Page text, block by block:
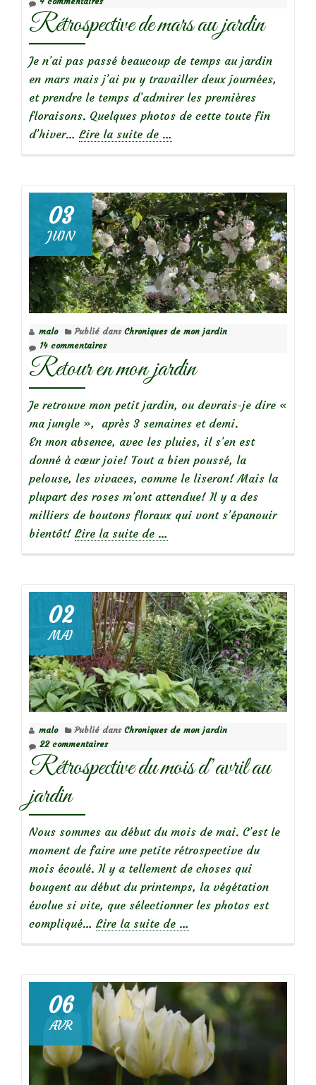
Rétrospective de mars au jardin
Je n’ai pas passé beaucoup de temps au jardin
en mars mais j’ai pu y travailler deux journées,
et prendre le temps d’admirer les premières
floraisons. Quelques photos de cette toute fin
d’hiver… Lire la suite de à
mars
au
jardin
…
03
JUIN
malo Publié dans Chroniques de mon jardin
14 commentaires
Retour en mon jardin
Je retrouve mon petit jardin, ou devrais-je dire «
ma jungle », après 3 semaines et demi.
En mon absence, avec les pluies, il s’en est
donné à cœur joie! Tout a bien poussé, la
pelouse, les vivaces, comme le liseron! Mais la
plupart des roses m’ont attendue! Il y a des
milliers de boutons floraux qui vont s’épanouir
bientôt! Lire la suite de
mon
jardin
…
02
MAI
malo Publié dans Chroniques de mon jardin
22 commentaires
Rétrospective du mois d’avril au
jardin
Nous sommes au début du mois de mai. C’est le
moment de faire une petite rétrospective du
mois écoulé. Il y a tellement de choses qui
bougent au début du printemps, la végétation
évolue si vite, que sélectionner les photos est
compliqué… Lire la suite de à
mois
d’avril
au
jardin
…
06
AVR